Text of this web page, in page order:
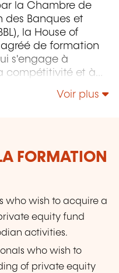
la Chambre de
des Banques et
la House of
agréé de formation
s'engage à
compétitivité et à
font vivre son
Voir plus
FORMATION
who wish to acquire a
equity fund
activities.
who wish to
of private equity